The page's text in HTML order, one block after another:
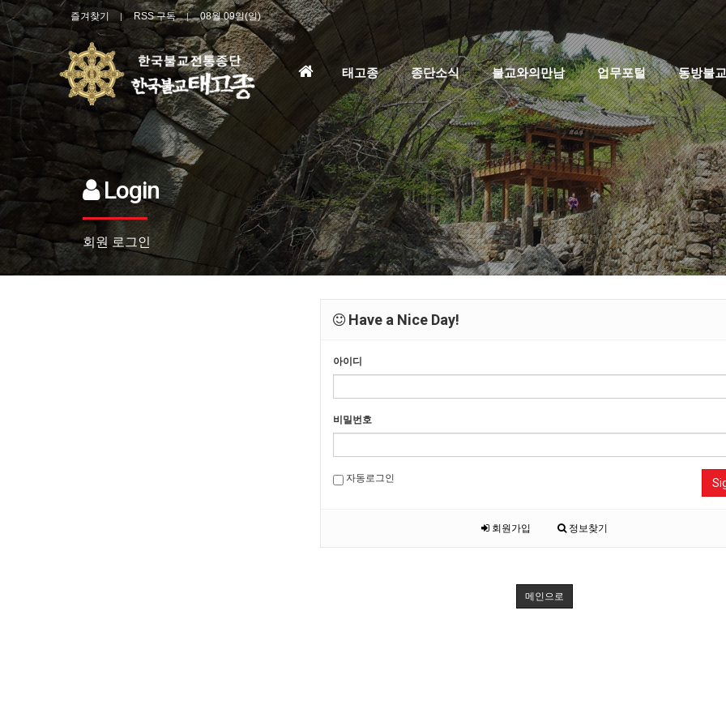
즐겨찾기 RSS 구독 08월 09일(일)
홈
태고종 종단소식 불교와의만남 업무포털 동방불
Login
회원 로그인
Have a Nice Day!
아이디
비밀번호
자동로그인
회원가입 정보찾기
메인으로